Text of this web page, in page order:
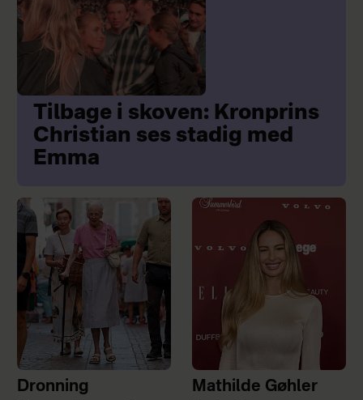
Tilbage i skoven: Kronprins
Christian ses stadig med
Emma
Dronning
Mathilde Gøhler